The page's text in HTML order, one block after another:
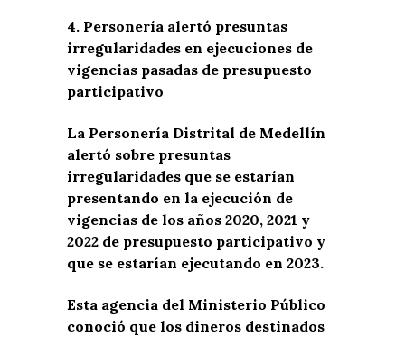
4. Personería alertó presuntas
irregularidades en ejecuciones de
vigencias pasadas de presupuesto
participativo
La Personería Distrital de Medellín
alertó sobre presuntas
irregularidades que se estarían
presentando en la ejecución de
vigencias de los años 2020, 2021 y
2022 de presupuesto participativo y
que se estarían ejecutando en 2023.
Esta agencia del Ministerio Público
conoció que los dineros destinados